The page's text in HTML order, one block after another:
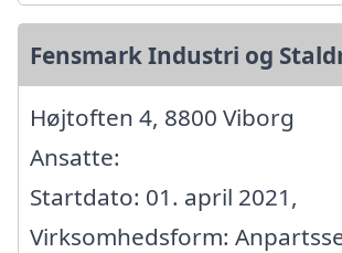
Fensmark Industri og
Højtoften 4, 8800 Viborg
Ansatte:
Startdato: 01. april 2021,
Virksomhedsform: